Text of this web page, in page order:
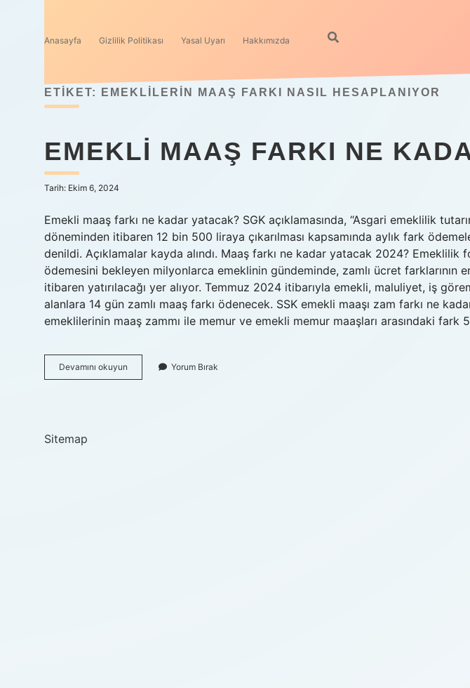
Anasayfa Gizlilik Politikası Yasal Uyarı Hakkımızda
ETIKET: EMEKLILERIN MAAŞ FARKI NASIL HESAPLANIYOR
EMEKLI MAAŞ FARKI NE
Tarih: Ekim 6, 2024
Emekli maaş farkı ne kadar yatacak? SGK açıklamasında, “Asgari emeklilik
döneminden itibaren 12 bin 500 liraya çıkarılması kapsamında aylık fark
denildi. Açıklamalar kayda alındı. Maaş farkı ne kadar yatacak 2024? Emeklilik
ödemesini bekleyen milyonlarca emeklinin gündeminde, zamlı ücret farklarının
itibaren yatırılacağı yer alıyor. Temmuz 2024 itibarıyla emekli, maluliyet, iş
alanlara 14 gün zamlı maaş farkı ödenecek. SSK emekli maaşı zam farkı ne
emeklilerinin maaş zammı ile memur ve emekli memur maaşları arasındaki fark
Devamını okuyun
Maaş
Yorum Bırak
Sitemap